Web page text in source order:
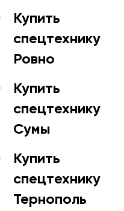
Купить
спецтехнику
Ровно
Купить
спецтехнику
Сумы
Купить
спецтехнику
Тернополь